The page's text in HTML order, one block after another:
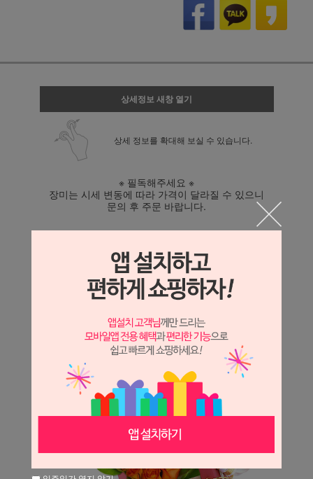
상세정보 새창 열기
상세 정보를 확대해 보실 수 있습니다.
※ 필독해주세요 ※
장미는 시세 변동에 따라 가격이 달라질 수 있으니
문의 후 주문 바랍니다.